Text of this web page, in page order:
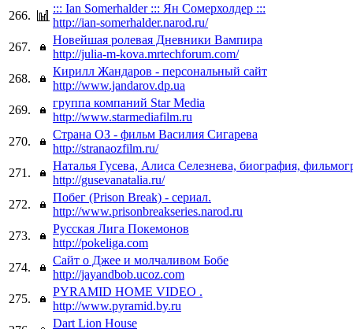
266.
::: Ian Somerhalder ::: Ян Сомерхолдер :::
http://ian-somerhalder.narod.ru/
267.
Новейшая ролевая Дневники Вампира
http://julia-m-kova.mrtechforum.com/
268.
Кирилл Жандаров - персональный сайт
http://www.jandarov.dp.ua
269.
группа компаний Star Media
http://www.starmediafilm.ru
270.
Страна ОЗ - фильм Василия Сигарева
http://stranaozfilm.ru/
271.
Наталья Гусева, Алиса Селезнева, биография,
http://gusevanatalia.ru/
272.
Побег (Prison Break) - сериал.
http://www.prisonbreakseries.narod.ru
273.
Русская Лига Покемонов
http://pokeliga.com
274.
Сайт о Джее и молчаливом Бобе
http://jayandbob.ucoz.com
275.
PYRAMID HOME VIDEO .
http://www.pyramid.by.ru
Dart Lion House